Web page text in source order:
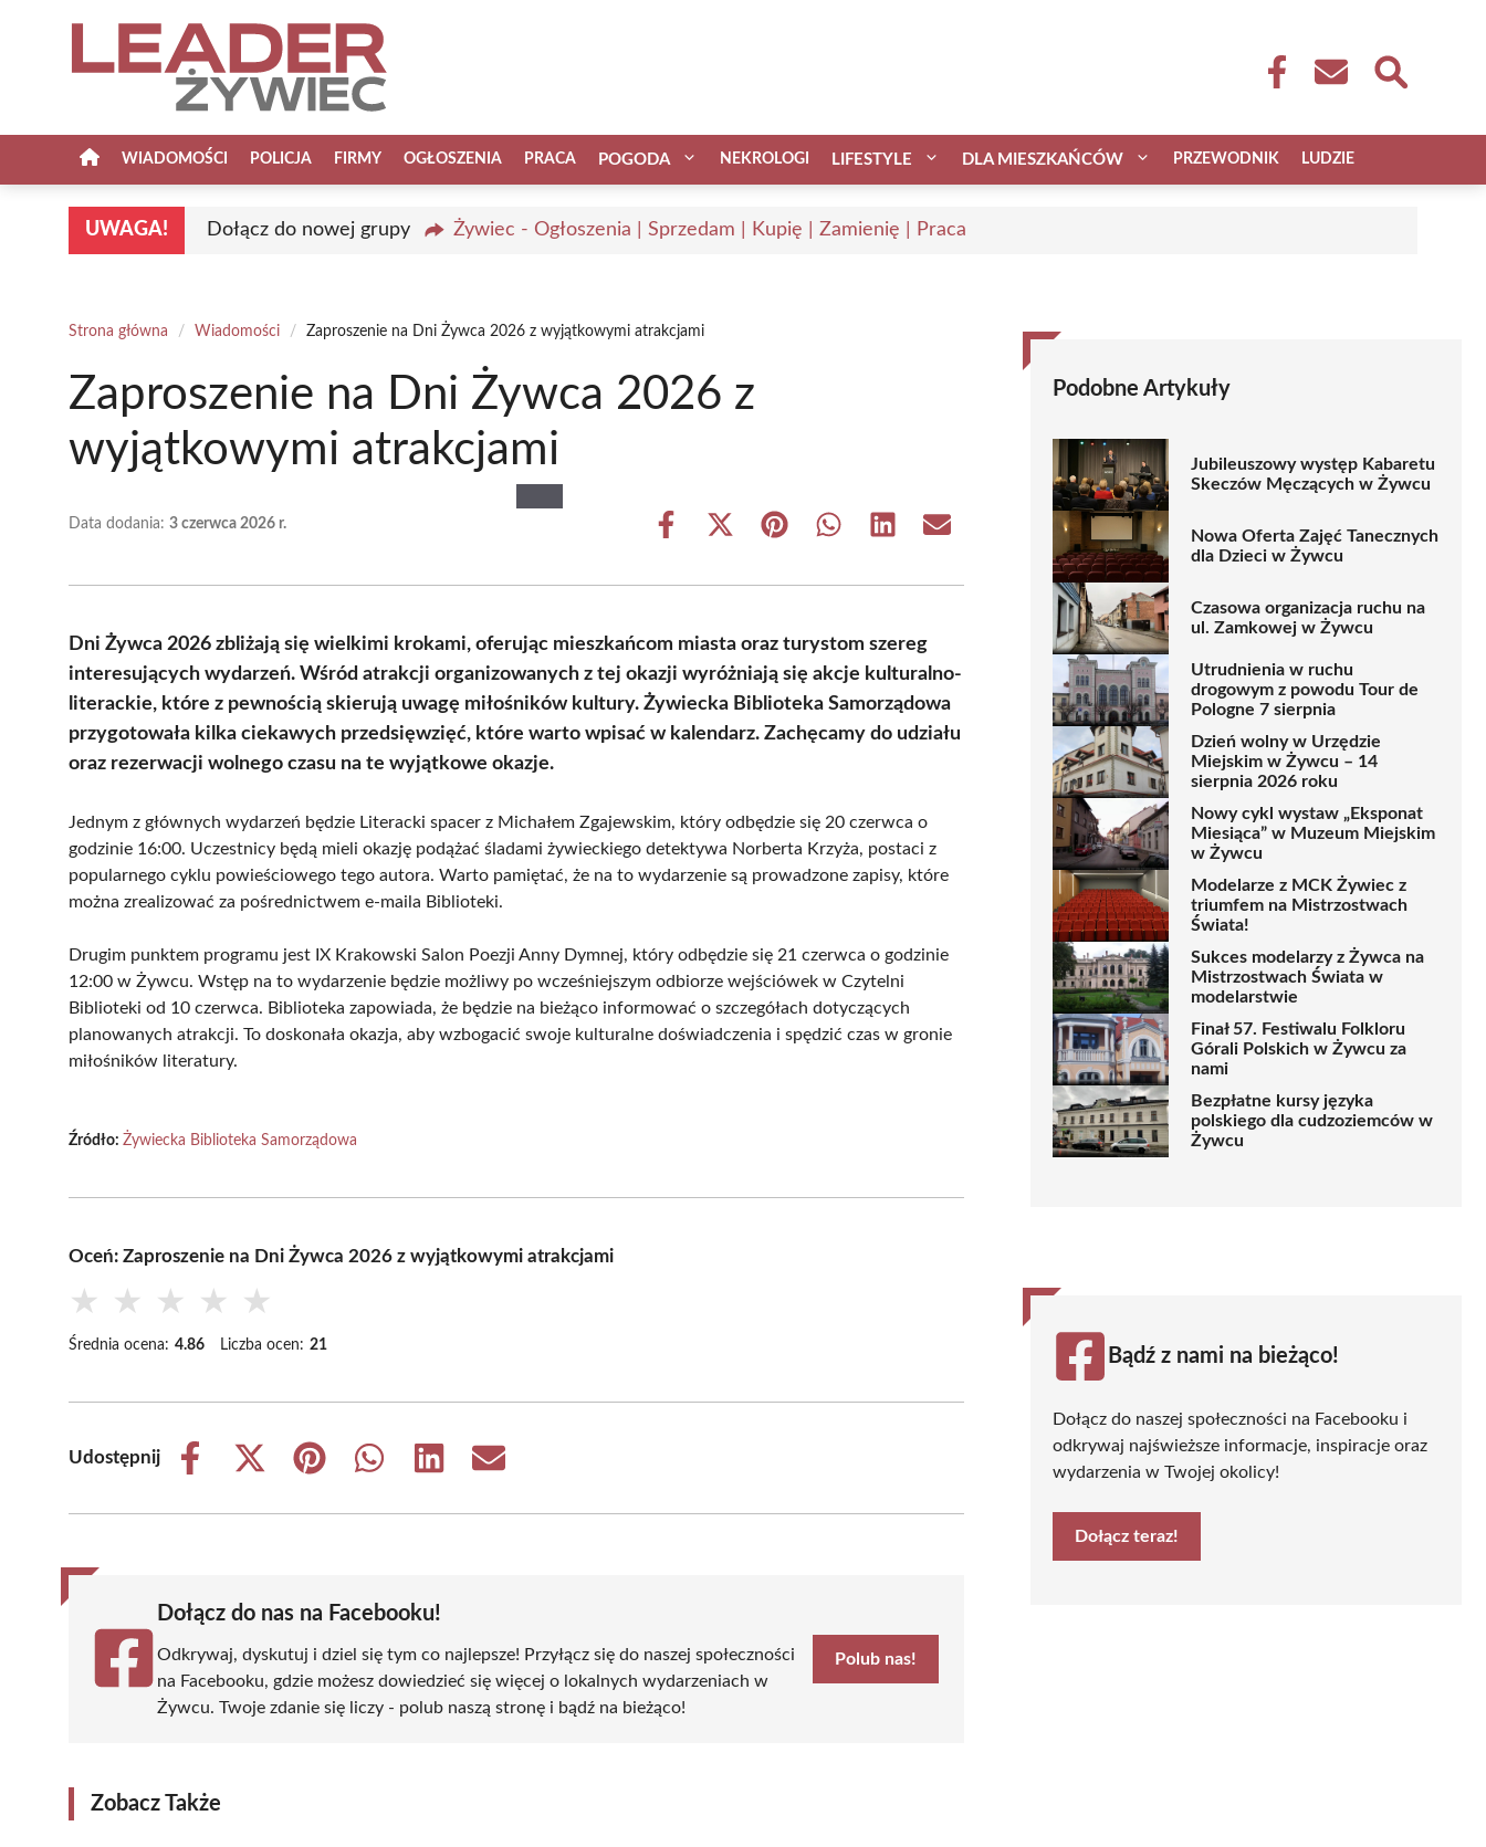
WIADOMOŚCI POLICJA FIRMY OGŁOSZENIA PRACA POGODA NEKROLOGI LIFESTYLE DLA MIESZKAŃCÓW PRZEWODNIK LUDZIE
UWAGA! Dołącz do nowej grupy Żywiec - Ogłoszenia | Sprzedam | Kupię | Zamienię | Praca
Strona główna / Wiadomości / Zaproszenie na Dni Żywca 2026 z wyjątkowymi atrakcjami
Zaproszenie na Dni Żywca 2026 z
wyjątkowymi atrakcjami
Data dodania: 3 czerwca 2026 r.
Share
Share
(Twitter)
Share Share Share Share
Dni Żywca 2026 zbliżają się wielkimi krokami, oferując mieszkańcom miasta oraz turystom szereg
interesujących wydarzeń. Wśród atrakcji organizowanych z tej okazji wyróżniają się akcje kulturalno-
literackie, które z pewnością skierują uwagę miłośników kultury. Żywiecka Biblioteka Samorządowa
przygotowała kilka ciekawych przedsięwzięć, które warto wpisać w kalendarz. Zachęcamy do udziału
oraz rezerwacji wolnego czasu na te wyjątkowe okazje.
Jednym z głównych wydarzeń będzie Literacki spacer z Michałem Zgajewskim, który odbędzie się 20 czerwca o
godzinie 16:00. Uczestnicy będą mieli okazję podążać śladami żywieckiego detektywa Norberta Krzyża, postaci z
popularnego cyklu powieściowego tego autora. Warto pamiętać, że na to wydarzenie są prowadzone zapisy, które
można zrealizować za pośrednictwem e-maila Biblioteki.
Drugim punktem programu jest IX Krakowski Salon Poezji Anny Dymnej, który odbędzie się 21 czerwca o godzinie
12:00 w Żywcu. Wstęp na to wydarzenie będzie możliwy po wcześniejszym odbiorze wejściówek w Czytelni
Biblioteki od 10 czerwca. Biblioteka zapowiada, że będzie na bieżąco informować o szczegółach dotyczących
planowanych atrakcji. To doskonała okazja, aby wzbogacić swoje kulturalne doświadczenia i spędzić czas w gronie
miłośników literatury.
Źródło: Żywiecka Biblioteka Samorządowa
Oceń: Zaproszenie na Dni Żywca 2026 z wyjątkowymi atrakcjami
★ ★ ★ ★ ★
Średnia ocena: 4.86 Liczba ocen: 21
Udostępnij
Share
Share
(Twitter)
Share
Share
Share
Share
Dołącz do nas na Facebooku!
Odkrywaj, dyskutuj i dziel się tym co najlepsze! Przyłącz się do naszej społeczności
na Facebooku, gdzie możesz dowiedzieć się więcej o lokalnych wydarzeniach w
Żywcu. Twoje zdanie się liczy - polub naszą stronę i bądź na bieżąco!
Polub nas!
Zobacz Także
Podobne Artykuły
Jubileuszowy występ Kabaretu
Skeczów Męczących w Żywcu
Nowa Oferta Zajęć Tanecznych
dla Dzieci w Żywcu
Czasowa organizacja ruchu na
ul. Zamkowej w Żywcu
Utrudnienia w ruchu
drogowym z powodu Tour de
Pologne 7 sierpnia
Dzień wolny w Urzędzie
Miejskim w Żywcu – 14
sierpnia 2026 roku
Nowy cykl wystaw „Eksponat
Miesiąca” w Muzeum Miejskim
w Żywcu
Modelarze z MCK Żywiec z
triumfem na Mistrzostwach
Świata!
Sukces modelarzy z Żywca na
Mistrzostwach Świata w
modelarstwie
Finał 57. Festiwalu Folkloru
Górali Polskich w Żywcu za
nami
Bezpłatne kursy języka
polskiego dla cudzoziemców w
Żywcu
Bądź z nami na bieżąco!
Dołącz do naszej społeczności na Facebooku i
odkrywaj najświeższe informacje, inspiracje oraz
wydarzenia w Twojej okolicy!
Dołącz teraz!